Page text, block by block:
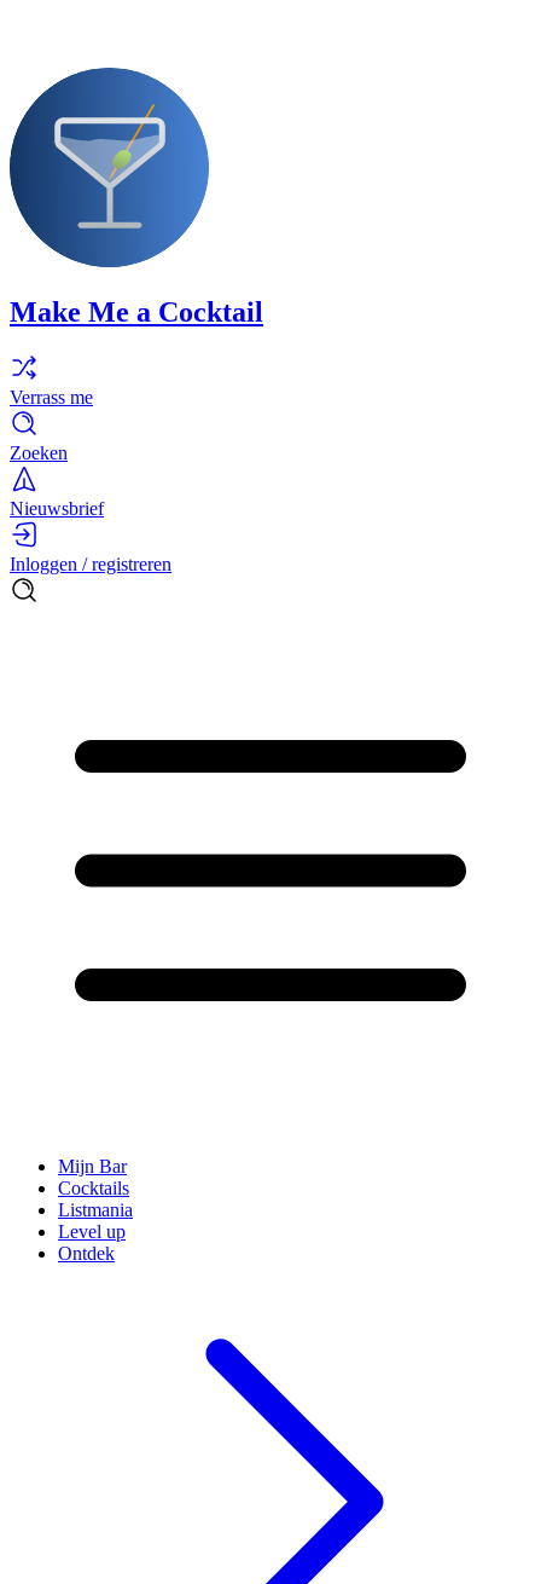
Make Me a Cocktail
Verrass me
Zoeken
Nieuwsbrief
Inloggen / registreren
Mijn Bar
Cocktails
Listmania
Level up
Ontdek